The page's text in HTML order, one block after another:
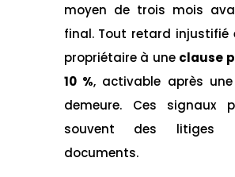
moyen de trois mois
final. Tout retard injustifié
propriétaire à une clause
10 %, activable après
demeure. Ces signaux
souvent des litiges
documents.